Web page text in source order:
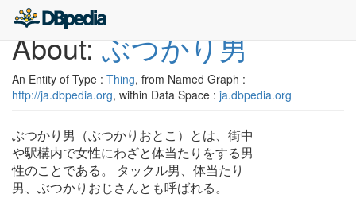
About:ぶつかり男
An Entity of Type : Thing, from Named Graph :
http://ja.dbpedia.org, within Data Space : ja.dbpedia.org
ぶつかり男（ぶつかりおとこ）とは、街中
や駅構内で女性にわざと体当たりをする男
性のことである。 タックル男、体当たり
男、ぶつかりおじさんとも呼ばれる。